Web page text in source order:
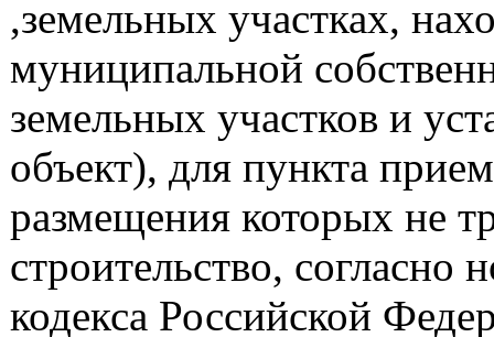
,земельных участках,
муниципальной
земельных участков и
объект), для пункта
размещения которых не
строительство, согласно
кодекса Российской